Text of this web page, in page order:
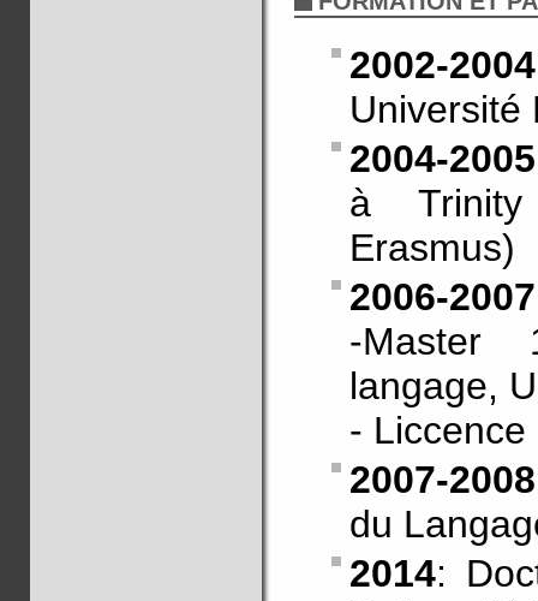
2002-2004
Université
2004-2005
à Trinity
Erasmus)
2006-2007
-Master
langage,
-
2007-2008
du
2014: